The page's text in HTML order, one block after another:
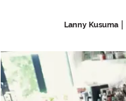
Lanny Kusuma